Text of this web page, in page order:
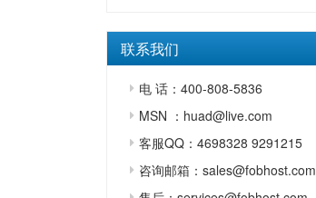
联系我们
电 话：400-808-5836
MSN ：huad@live.com
客服QQ：4698328 9291215
咨询邮箱：sales@fobhost.com